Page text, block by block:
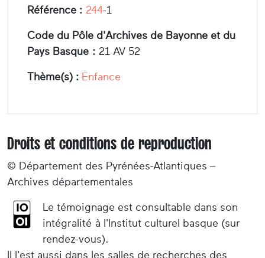
Référence : 244-1
Code du Pôle d'Archives de Bayonne et du
Pays Basque : 21 AV 52
Thème(s) : Enfance
Droits et conditions de reproduction
© Département des Pyrénées-Atlantiques –
Archives départementales
Le témoignage est consultable dans son
intégralité à l'Institut culturel basque (sur
rendez-vous).
Il l'est aussi dans les salles de recherches des